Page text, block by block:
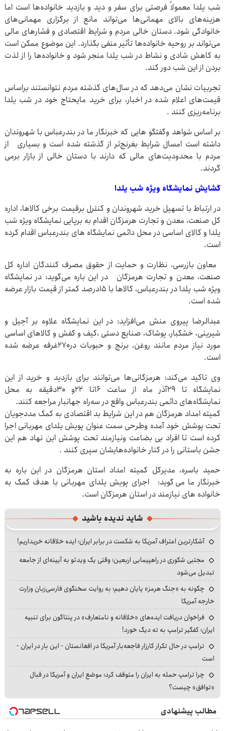
شب یلدا معمولاً فرصتی برای سفر و دید و بازدید خانواده‌ها است اما
هزینه‌های بالای مهمانی‌ها می‌تواند مانع از برگزاری مهمانی‌های
خانوادگی شود. دستان خالی مردم و شرایط اقتصادی و فشارهای مالی
می‌تواند بر روحیه خانواده‌ها تأثیر منفی بگذارد. این موضوع ممکن است
به کاهش شادی و نشاط در شب یلدا منجر شود و خانواده‌ها را از لذت
بردن از این شب دور کند.
تجربیات نشان می‌دهد که در سال‌های گذشته مردم نتوانستند براساس
قیمت‌های اعلام شده در اخبار، برای خرید مایحتاج خود در شب یلدا
برنامه‌ریزی کنند .
بر اساس شواهد وگفتگو هایی که خبرنگار ما در بندرعباس با شهروندان
داشته است امسال شرایط بغرنج‌تر از گذشته شده است و بسیاری از
مردم با محدودیت‌های مالی که دارند با دستان خالی از بازار برمی
گردند.
گشایش نمایشگاه ویژه شب یلدا
در ارتباط با تسهیل خرید شهروندان و کنترل برقیمت برخی کالاها، اداره
کل صنعت، معدن و تجارت هرمزگان اقدام به برپایی نمایشگاه ویژه شب
یلدا و کالای اساسی در محل دائمی نمایشگاه های بندرعباس اقدام کرده
است.
معاون بازرسی، نظارت و حمایت از حقوق مصرف کنندگان اداره کل
صنعت، معدن و تجارت هرمزگان در این باره می‌گوید: در نمایشگاه
ویژه شب یلدا در بندرعباس، کالاها با ۱۵درصد کمتر از قیمت بازار عرضه
شده است.
عبدالرضا پیروی منش می‌افزاید: در این نمایشگاه علاوه بر آجیل و
شیرینی، خشکبار، پوشاک، صنایع دستی ،کیف و کفش و کالاهای اساسی
مورد نیاز مردم مانند روغن، برنج و حبوبات در۲۷۰غرفه عرضه شده
است.
وی تاکید می‌کند: هرمزگانی‌ها می‌توانند برای بازدید و خرید از این
نمایشگاه تا ۲۹آذر ماه از ساعت ۱۶تا ۲۲و ۳۰دقیقه به محل
نمایشگاه‌های دائمی بندرعباس واقع در سه‌راه جهانبار مراجعه کنند.
کمیته امداد هرمزگان هم در این شرایط بد اقتصادی به کمک مددجویان
تحت پوشش خود آمده وطرحی سمت عنوان پویش یلدای مهربانی اجرا
کرده است تا افراد بی بضاعت ونیازمند تحت پوشش این نهاد هم این
جشن باستانی را در کنار خانواده‌هایشان سپری کنند .
حمید باسره، مدیرکل کمیته امداد استان هرمزگان در این باره به
خبرنگار ما می گوید: اجرای پویش یلدای مهربانی با هدف کمک به
خانواده های نیازمند در استان هرمزگان است.
شاید ندیده باشید
آشکارترین اعتراف آمریکا به شکست در برابر ایران؛ ایده خلاقانه خریداریم!
مجتبی شکوری در راهپیمایی اربعین؛ وقتی یک ویدئو به آیینه‌ای از جامعه
تبدیل می‌شود
چگونه به «جنگ هرمز» پایان دهیم؛ به روایت سخنگوی فارسی‌زبان وزارت
خارجه آمریکا
فراخوان دریافت ایده‌های «خلاقانه و نامتعارف» در پنتاگون برای تنبیه
ایران؛ کفگیر ترامپ به ته دیگ خورد!
ترامپ در حال تکرار کارزار فاجعه‌بار آمریکا در افغانستان - این بار در ایران -
است
چرا ترامپ حمله به ایران را متوقف کرد؛ موضع ایران و آمریکا در قبال
«توافق» چیست؟
مطالب پیشنهادی